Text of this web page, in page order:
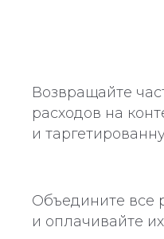
Возвращайте
расходов на
и
Объедините все
и оплачивайте